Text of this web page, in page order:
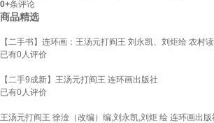
0+条评论
商品精选
【二手书】连环画：王汤元打阎王 刘永凯、刘炬绘 农村
已有0人评价
【二手9成新】王汤元打阎王 连环画出版社
已有0人评价
王汤元打阎王 徐淦（改编）编,刘永凯,刘炬 绘 连环画出